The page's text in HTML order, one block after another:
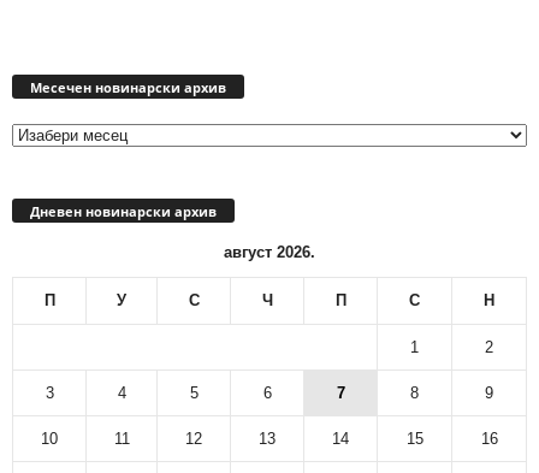
Месечен новинарски архив
Дневен новинарски архив
август 2026.
П У С Ч П С Н
1 2
3 4 5 6 7 8 9
10 11 12 13 14 15 16